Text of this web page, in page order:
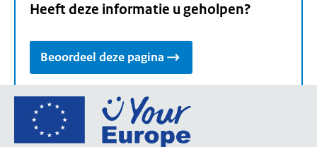
Heeft deze informatie u geholpen?
Beoordeel deze pagina
Ga
de